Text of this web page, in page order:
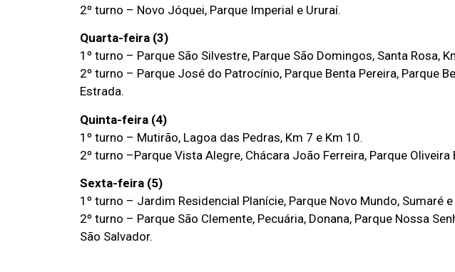
2º turno – Novo Jóquei, Parque Imperial e Ururaí.
Quarta-feira (3)
1º turno – Parque São Silvestre, Parque São Domingos, Santa Rosa,
2º turno – Parque José do Patrocínio, Parque Benta Pereira, Parque
Estrada.
Quinta-feira (4)
1º turno – Mutirão, Lagoa das Pedras, Km 7 e Km 10.
2º turno –Parque Vista Alegre, Chácara João Ferreira, Parque
Sexta-feira (5)
1º turno – Jardim Residencial Planície, Parque Novo Mundo, Sumaré e
2º turno – Parque São Clemente, Pecuária, Donana, Parque Nossa
São Salvador.